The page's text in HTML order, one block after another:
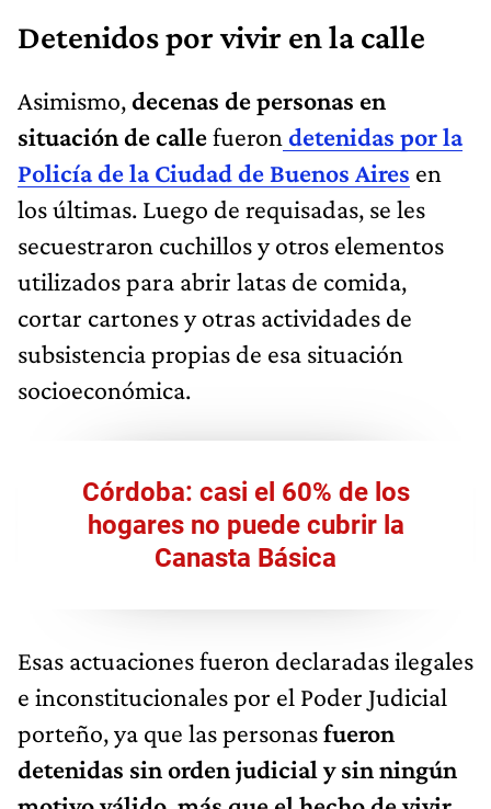
Detenidos por vivir en la calle
Asimismo,decenas de personas en
situación de callefueron detenidas por la
Policía de la Ciudad de Buenos Aires en
los últimas. Luego de requisadas, se les
secuestraron cuchillos y otros elementos
utilizados para abrir latas de comida,
cortar cartones y otras actividades de
subsistencia propias de esa situación
socioeconómica.
Córdoba: casi el 60% de los
hogares no puede cubrir la
Canasta Básica
Esas actuaciones fueron declaradas ilegales
e inconstitucionales por el Poder Judicial
porteño, ya que las personasfueron
detenidas sin orden judicial y sin ningún